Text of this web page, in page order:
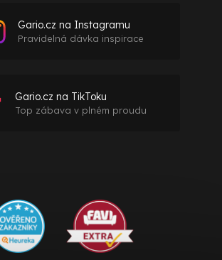
Gario.cz na Instagramu
Pravidelná dávka inspirace
Gario.cz na TikToku
Top zábava v plném proudu